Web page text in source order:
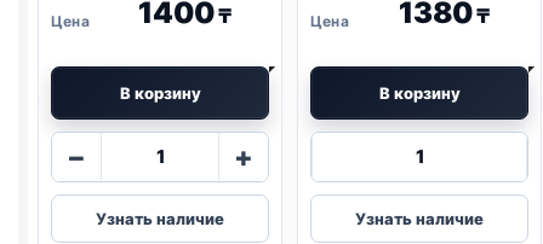
1400₸
В корзину
−
Количество
Little
One
+
Узнать наличие
1380₸
В корзину
Количество
Little
One
Узнать наличие